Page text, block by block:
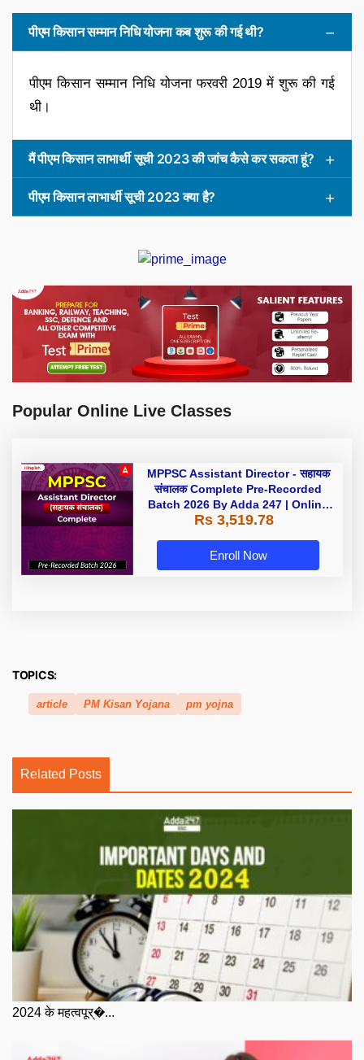
पीएम किसान सम्मान निधि योजना कब शुरू की गई थी?
पीएम किसान सम्मान निधि योजना फरवरी 2019 में शुरू की गई
थी।
मैं पीएम किसान लाभार्थी सूची 2023 की जांच कैसे कर सकता हूं?
पीएम किसान लाभार्थी सूची 2023 क्या है?
Popular Online Live Classes
MPPSC Assistant Director - सहायक
संचालक Complete Pre-Recorded
Batch 2026 By Adda 247 | Online
Live Classes by Adda 247
Rs 3,519.78
Enroll Now
TOPICS:
article PM Kisan Yojana pm yojna
Related Posts
2024 के महत्वपूर्�...